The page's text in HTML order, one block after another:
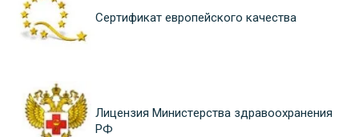
Сертификат европейского качества
Лицензия Министерства здравоохранения
РФ